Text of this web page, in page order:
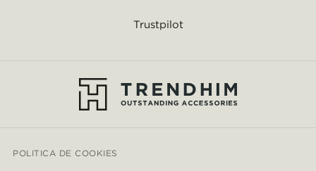
Trustpilot
POLITICA DE COOKIES